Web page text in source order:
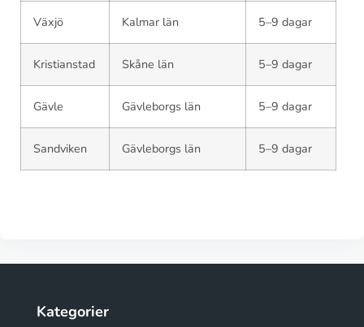
Växjö Kalmar län 5–9 dagar
Kristianstad Skåne län 5–9 dagar
Gävle Gävleborgs län 5–9 dagar
Sandviken Gävleborgs län 5–9 dagar
Kategorier